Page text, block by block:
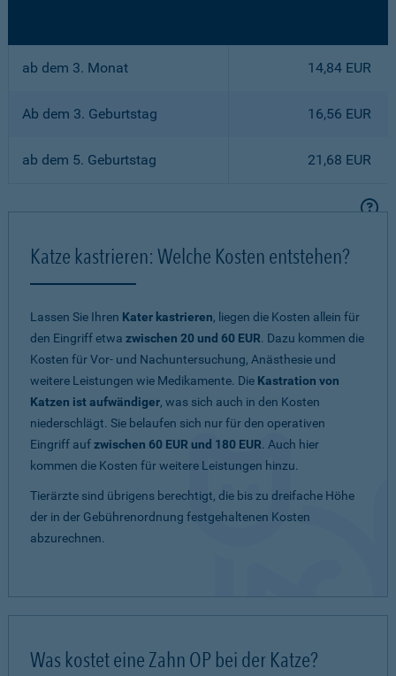
ab dem 3. Monat 14,84 EUR
Ab dem 3. Geburtstag 16,56 EUR
ab dem 5. Geburtstag 21,68 EUR
Katze kastrieren: Welche Kosten entstehen?
Lassen Sie Ihren Kater kastrieren, liegen die Kosten allein für
den Eingriff etwa zwischen 20 und 60 EUR. Dazu kommen die
Kosten für Vor- und Nachuntersuchung, Anästhesie und
weitere Leistungen wie Medikamente. Die Kastration von
Katzen ist aufwändiger, was sich auch in den Kosten
niederschlägt. Sie belaufen sich nur für den operativen
Eingriff aufzwischen 60 EUR und 180 EUR. Auch hier
kommen die Kosten für weitere Leistungen hinzu.
Tierärzte sind übrigens berechtigt, die bis zu dreifache Höhe
der in der Gebührenordnung festgehaltenen Kosten
abzurechnen.
Was kostet eine Zahn OP bei der Katze?